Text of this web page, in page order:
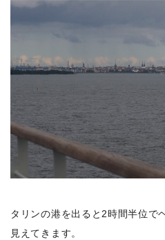
タリンの港を出ると2時間半位で
見えてきます。